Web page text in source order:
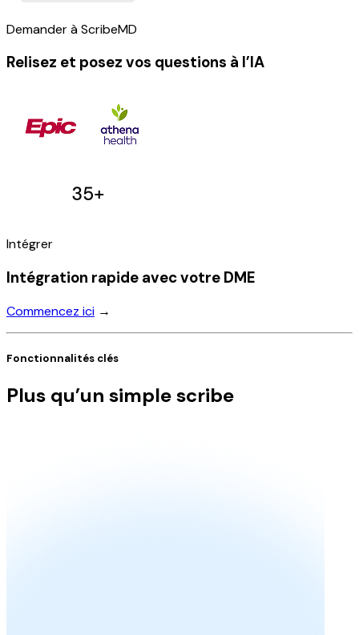
Demander à ScribeMD
Relisez et posez vos questions à l’IA
Intégrer
Intégration rapide avec votre DME
Commencez ici →
Fonctionnalités clés
Plus qu’un simple scribe